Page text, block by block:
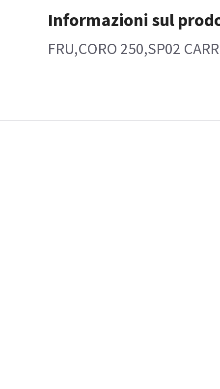
Informazioni sul
FRU,CORO 250,SP02